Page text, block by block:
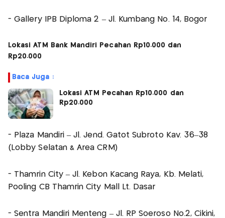
- Gallery IPB Diploma 2 – Jl. Kumbang No. 14, Bogor
Lokasi ATM Bank Mandiri Pecahan Rp10.000 dan
Rp20.000
Baca Juga :
Lokasi ATM Pecahan Rp10.000 dan
Rp20.000
- Plaza Mandiri – Jl. Jend. Gatot Subroto Kav. 36–38
(Lobby Selatan & Area CRM)
- Thamrin City – Jl. Kebon Kacang Raya, Kb. Melati,
Pooling CB Thamrin City Mall Lt. Dasar
- Sentra Mandiri Menteng – Jl. RP Soeroso No.2, Cikini,